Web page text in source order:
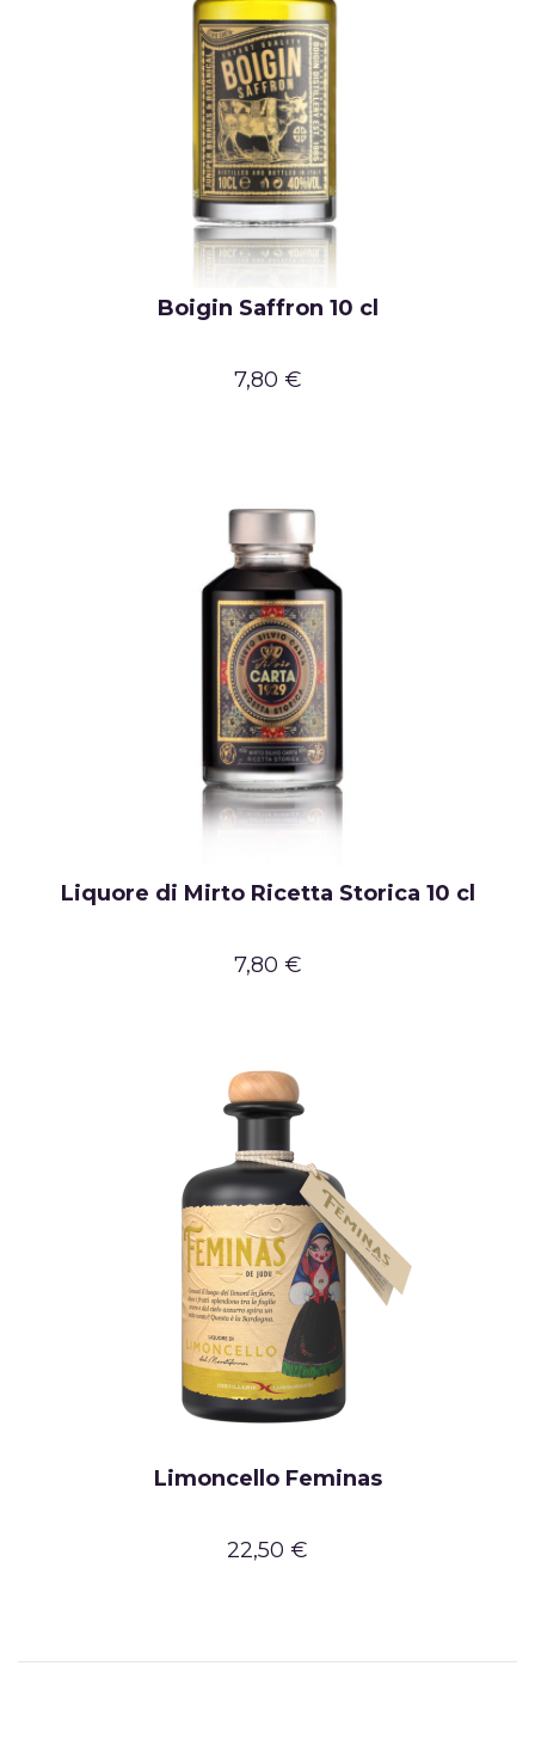
Boigin Saffron 10 cl
7,80 €
Liquore di Mirto Ricetta Storica 10 cl
7,80 €
Limoncello Feminas
22,50 €